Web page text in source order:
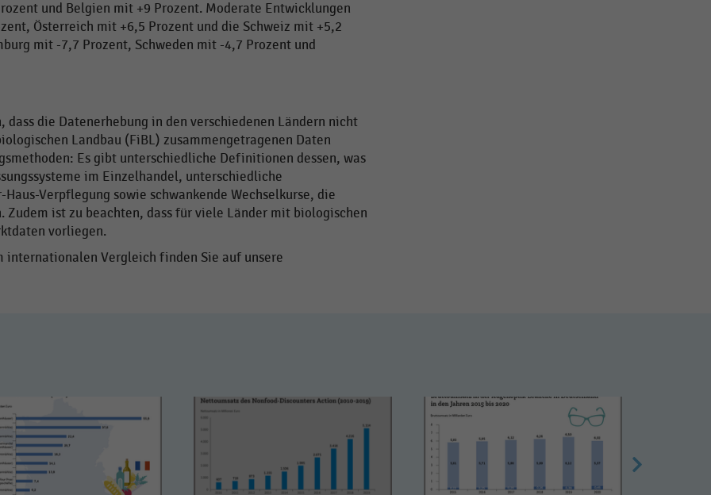
und Belgien mit +9 Prozent. Moderate Entwicklungen
Österreich mit +6,5 Prozent und die Schweiz mit +5,2
mit -7,7 Prozent, Schweden mit -4,7 Prozent und
die Datenerhebung in den verschiedenen Ländern nicht
Landbau (FiBL) zusammengetragenen Daten
Es gibt unterschiedliche Definitionen dessen, was
im Einzelhandel, unterschiedliche
Verpflegung sowie schwankende Wechselkurse, die
ist zu beachten, dass für viele Länder mit biologischen
vorliegen.
Vergleich finden Sie auf unsere